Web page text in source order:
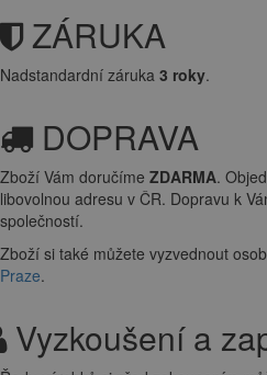
ZÁRUKA
Nadstandardní záruka 3 roky.
DOPRAVA
Zboží Vám doručíme ZDARMA.
libovolnou adresu v ČR. Dopravu k
společností.
Zboží si také můžete vyzvednout
Praze.
Vyzkoušení a